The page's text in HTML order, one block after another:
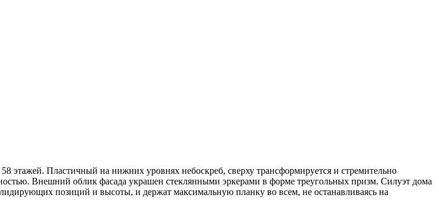
этажей. Пластичный на нижних уровнях небоскреб, сверху трансформируется и стремительно
Внешний облик фасада украшен стеклянными эркерами в форме треугольных призм. Силуэт дома
позиций и высоты, и держат максимальную планку во всем, не останавливаясь на